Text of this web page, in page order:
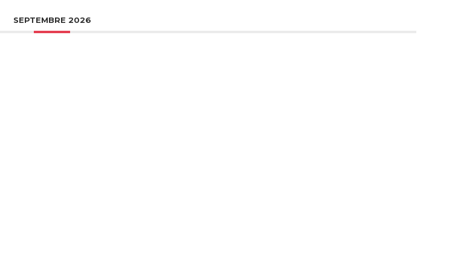
SEPTEMBRE 2026